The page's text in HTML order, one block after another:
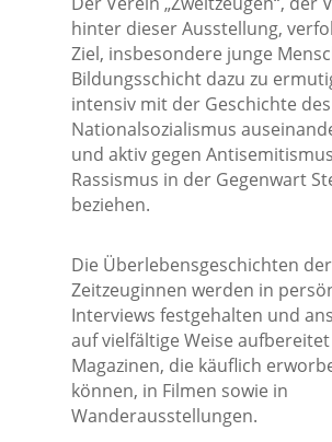
hinter dieser Ausstellung,
Ziel, insbesondere junge
Bildungsschicht dazu zu
intensiv mit der Geschichte des
Nationalsozialismus
und aktiv gegen
Rassismus in der Gegenwart
beziehen.
Die Überlebensgeschichten
Zeitzeuginnen werden in
Interviews festgehalten und
auf vielfältige Weise aufbereitet
Magazinen, die käuflich
können, in Filmen sowie in
Wanderausstellungen.